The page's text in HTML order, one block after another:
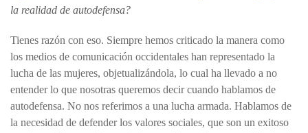
la realidad de autodefensa?
Tienes razón con eso. Siempre hemos criticado la manera como
los medios de comunicación occidentales han representado la
lucha de las mujeres, objetualizándola, lo cual ha llevado a no
entender lo que nosotras queremos decir cuando hablamos de
autodefensa. No nos referimos a una lucha armada. Hablamos de
la necesidad de defender los valores sociales, que son un exitoso